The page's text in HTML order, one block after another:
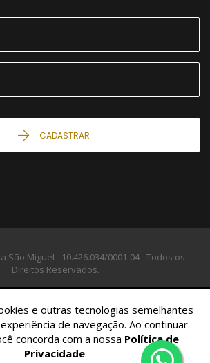
CADASTRAR
São Miguel - 10.426.034/0001-04 -Todos os
Direitos Reservados.
e outras tecnologias semelhantes
de navegação. Ao continuar
concorda com a nossa Política de
Privacidade.